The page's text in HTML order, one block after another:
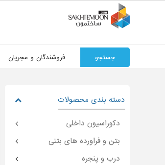
جستجو فروشندگان و مجریان
دسته بندی محصولات
دکوراسیون داخلی
بتن و فراورده های بتنی
درب و پنجره